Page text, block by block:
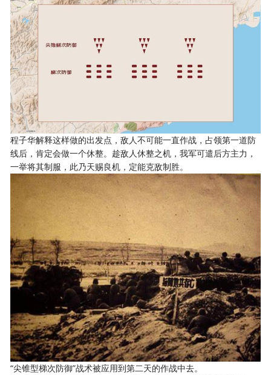
程子华解释这样做的出发点，敌人不可能一直作战，占领第一道防
线后，肯定会做一个休整。趁敌人休整之机，我军可遣后方主力，
一举将其制服，此乃天赐良机，定能克敌制胜。
“尖锥型梯次防御”战术被应用到第二天的作战中去。